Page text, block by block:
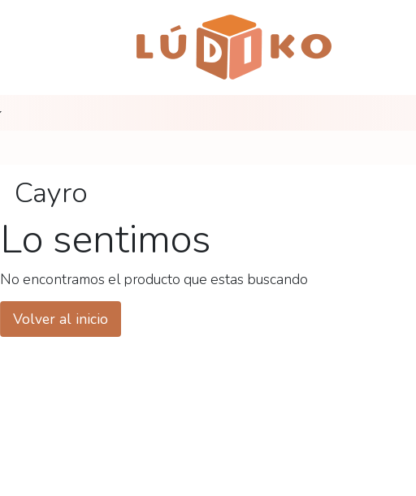
Cayro
Lo sentimos
No encontramos el producto que estas buscando
Volver al inicio